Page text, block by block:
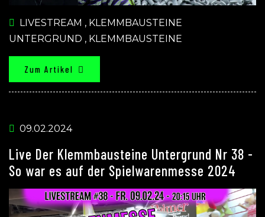
LIVESTREAM , KLEMMBAUSTEINE
UNTERGRUND , KLEMMBAUSTEINE
Zum Artikel
09.02.2024
Live Der Klemmbausteine Untergrund Nr 38 -
So war es auf der Spielwarenmesse 2024